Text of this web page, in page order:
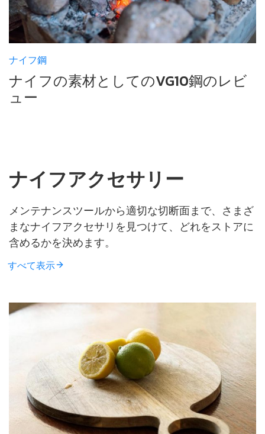
ナイフ鋼
ナイフの素材としてのVG10鋼のレビ
ュー
ナイフアクセサリー
メンテナンスツールから適切な切断面まで、さまざ
まなナイフアクセサリを見つけて、どれをストアに
含めるかを決めます。
すべて表示